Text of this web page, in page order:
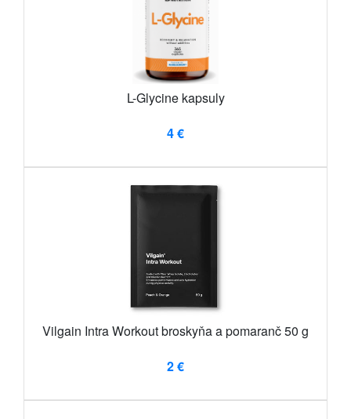
L-Glycine kapsuly
4 €
Vilgain Intra Workout broskyňa a pomaranč 50 g
2 €